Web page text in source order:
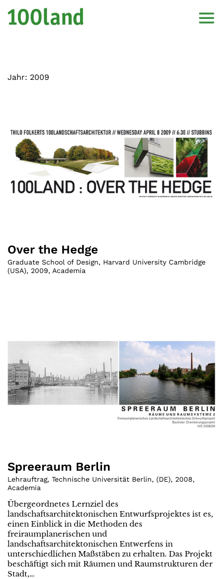
Jahr: 2009
Over the Hedge
Graduate School of Design, Harvard University Cambridge
(USA), 2009, Academia
Spreeraum Berlin
Lehrauftrag, Technische Universität Berlin, (DE), 2008,
Academia
Übergeordnetes Lernziel des
landschaftsarchitektonischen Entwurfsprojektes ist es,
einen Einblick in die Methoden des
freiraumplanerischen und
landschaftsarchitektonischen Entwerfens in
unterschiedlichen Maßstäben zu erhalten. Das Projekt
beschäftigt sich mit Räumen und Raumstrukturen der
Stadt,…